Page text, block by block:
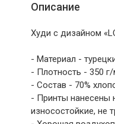
Описание
Худи с дизайном
- Материал -
- Плотность - 350
- Состав - 70%
- Принты нанесены
износостойкие, не